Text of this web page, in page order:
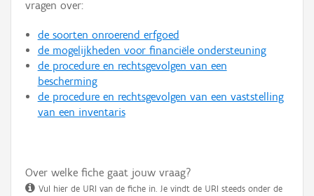
vragen over:
de soorten onroerend erfgoed
de mogelijkheden voor financiële ondersteuning
de procedure en rechtsgevolgen van een
bescherming
de procedure en rechtsgevolgen van een vaststelling
van een inventaris
Over welke fiche gaat jouw vraag?
Vul hier de URI van de fiche in. Je vindt de URI steeds onder de